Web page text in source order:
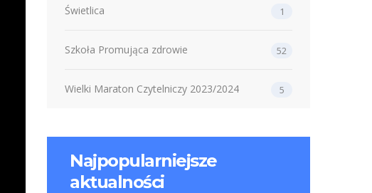
Świetlica 1
Szkoła Promująca zdrowie 52
Wielki Maraton Czytelniczy 2023/2024 5
Najpopularniejsze
aktualności